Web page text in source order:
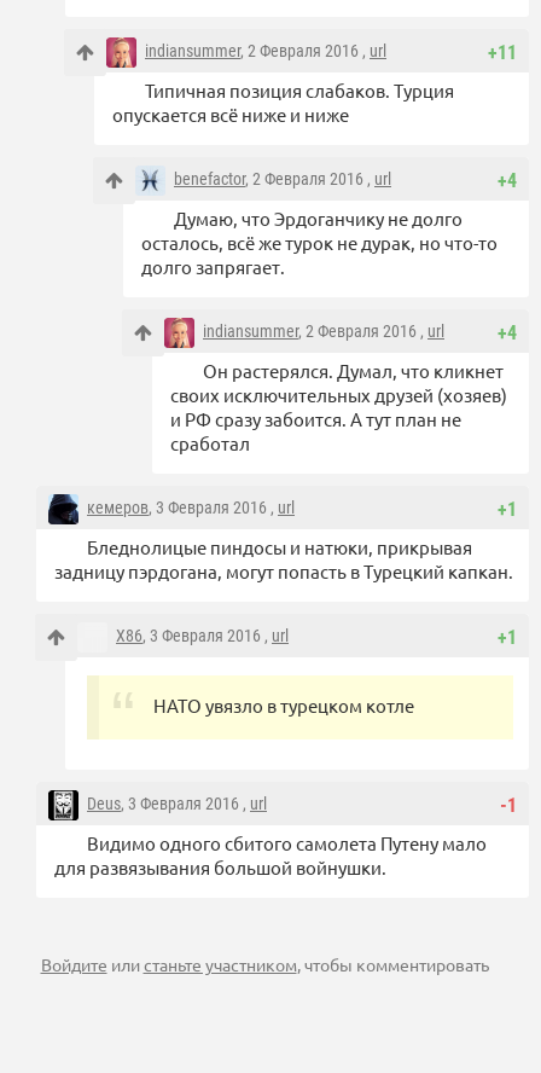
+11
indiansummer, 2 Февраля 2016 , url
Типичная позиция слабаков. Турция
опускается всё ниже и ниже
+4
benefactor, 2 Февраля 2016 , url
Думаю, что Эрдоганчику не долго
осталось, всё же турок не дурак, но что-то
долго запрягает.
+4
indiansummer, 2 Февраля 2016 , url
Он растерялся. Думал, что кликнет
своих исключительных друзей (хозяев)
и РФ сразу забоится. А тут план не
сработал
+1
кемеров, 3 Февраля 2016 , url
Бледнолицые пиндосы и натюки, прикрывая
задницу пэрдогана, могут попасть в Турецкий капкан.
+1
X86, 3 Февраля 2016 , url
НАТО увязло в турецком котле
-1
Deus, 3 Февраля 2016 , url
Видимо одного сбитого самолета Путену мало
для развязывания большой войнушки.
Войдите илистаньте участником, чтобы комментировать